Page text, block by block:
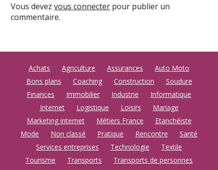
Vous devezvous connecter pour publier un
commentaire.
Achats Agriculture Assurances
Auto Moto
Bons plans
Coaching Construction
Soudure
Finances
Immobilier Industrie
Informatique
Internet
Logistique Loisirs
Mariage
Marketing internet
Métiers France
Etanchéiste
Mode
Non classé Pratique Rencontre
Santé
Services entreprises
Technologie
Textile
Tourisme
Transports
Transports de personnes